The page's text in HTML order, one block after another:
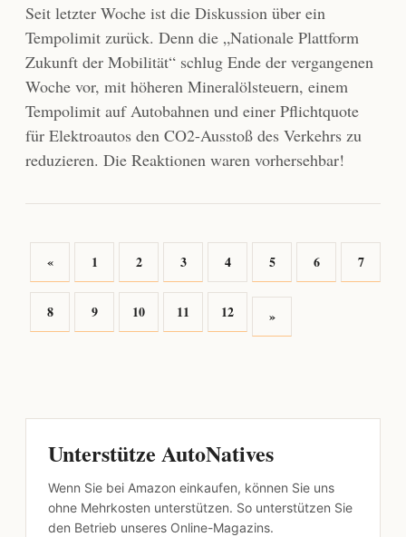
Seit letzter Woche ist die Diskussion über ein
Tempolimit zurück. Denn die „Nationale Plattform
Zukunft der Mobilität“ schlug Ende der vergangenen
Woche vor, mit höheren Mineralölsteuern, einem
Tempolimit auf Autobahnen und einer Pflichtquote
für Elektroautos den CO2-Ausstoß des Verkehrs zu
reduzieren. Die Reaktionen waren vorhersehbar!
« 1 2 3 4 5 6 7
8 9 10 11 12 »
Unterstütze AutoNatives
Wenn Sie bei Amazon einkaufen, können Sie uns
ohne Mehrkosten unterstützen. So unterstützen Sie
den Betrieb unseres Online-Magazins.